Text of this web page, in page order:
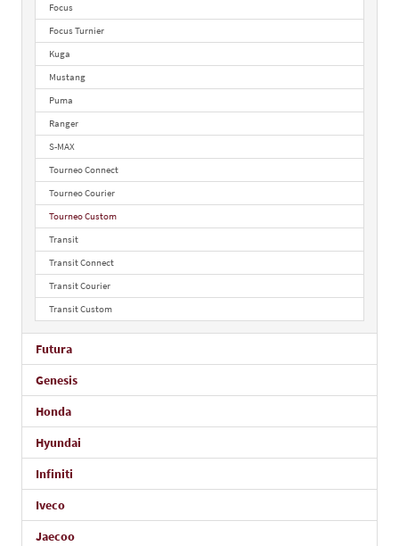
Focus
Focus Turnier
Kuga
Mustang
Puma
Ranger
S-MAX
Tourneo Connect
Tourneo Courier
Tourneo Custom
Transit
Transit Connect
Transit Courier
Transit Custom
Futura
Genesis
Honda
Hyundai
Infiniti
Iveco
Jaecoo